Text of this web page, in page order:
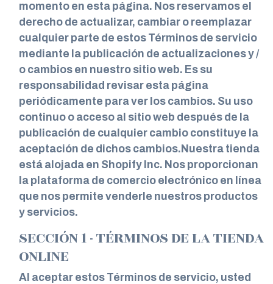
momento en esta página. Nos reservamos el
derecho de actualizar, cambiar o reemplazar
cualquier parte de estos Términos de servicio
mediante la publicación de actualizaciones y /
o cambios en nuestro sitio web. Es su
responsabilidad revisar esta página
periódicamente para ver los cambios. Su uso
continuo o acceso al sitio web después de la
publicación de cualquier cambio constituye la
aceptación de dichos cambios.Nuestra tienda
está alojada en Shopify Inc. Nos proporcionan
la plataforma de comercio electrónico en línea
que nos permite venderle nuestros productos
y servicios.
SECCIÓN 1 - TÉRMINOS DE LA TIENDA
ONLINE
Al aceptar estos Términos de servicio, usted